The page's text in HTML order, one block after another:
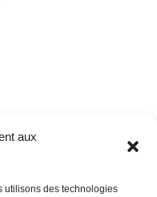
aux
utilisons des technologies